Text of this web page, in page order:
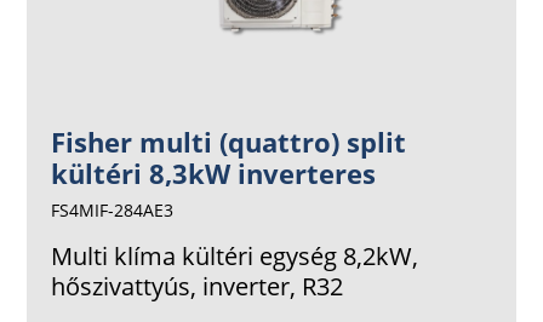
Fisher multi (quattro) split
kültéri 8,3kW inverteres
FS4MIF-284AE3
Multi klíma kültéri egység 8,2kW,
hőszivattyús, inverter, R32